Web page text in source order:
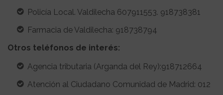
Policía Local. Valdilecha 607911553. 918738381
Farmacia de Valdilecha: 918738794
Otros teléfonos de interés:
Agencia tributaria (Arganda del Rey):918712664
Atención al Ciudadano Comunidad de Madrid: 012